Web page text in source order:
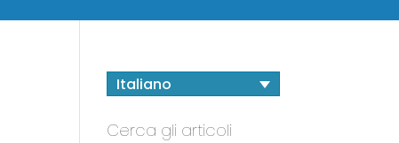
Italiano
Cerca gli articoli